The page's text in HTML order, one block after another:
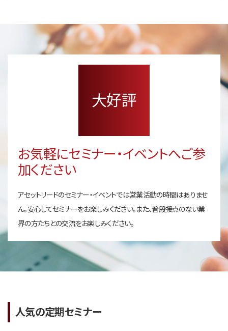
大好評
お気軽にセミナー・イベントへご参
加ください
アセットリードのセミナー・イベントでは営業活動の時間はありませ
ん。安心してセミナーをお楽しみください。また、普段接点のない業
界の方たちとの交流をお楽しみください。
人気の定期セミナー